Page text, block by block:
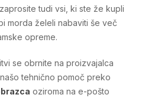
tudi vsi, ki ste že kupli
morda želeli nabaviti še več
opreme.
se obrnite na proizvajalca
tehnično pomoč preko
oziroma na e-pošto